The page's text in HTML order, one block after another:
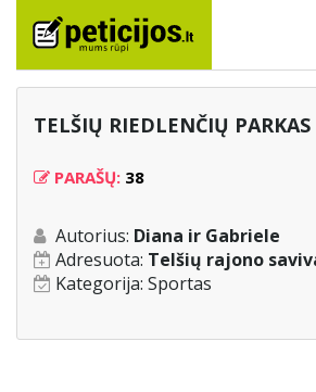
TELŠIŲ RIEDLENČIŲ PARKAS
PARAŠŲ: 38
Autorius: Diana ir Gabriele
Adresuota: Telšių rajono
Kategorija: Sportas